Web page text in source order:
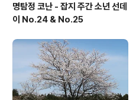
명탐정 코난 - 잡지 주간 소년 선데
이 No.24 & No.25